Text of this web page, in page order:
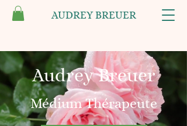
AUDREY BREUER
Audrey Breuer
Médium Thérapeute